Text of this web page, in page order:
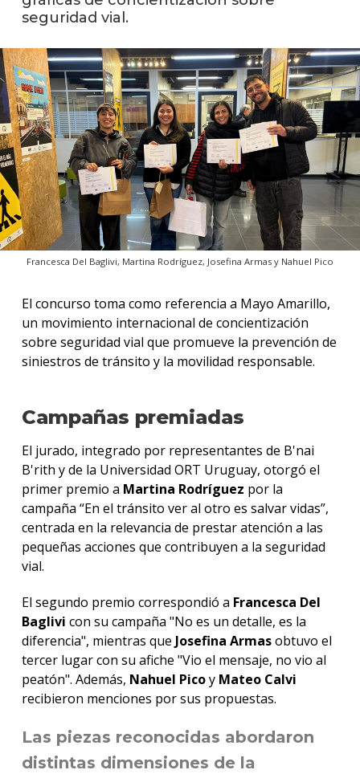
Blog
de
y
en
seguridad vial.
Francesca Del Baglivi, Martina Rodríguez, Josefina Armas y Nahuel Pico
El concurso toma como referencia a Mayo Amarillo,
un movimiento internacional de concientización
sobre seguridad vial que promueve la prevención de
siniestros de tránsito y la movilidad responsable.
Campañas premiadas
El jurado, integrado por representantes de B'nai
B'rith y de la Universidad ORT Uruguay, otorgó el
primer premio a Martina Rodríguez por la
campaña “En el tránsito ver al otro es salvar vidas”,
centrada en la relevancia de prestar atención a las
pequeñas acciones que contribuyen a la seguridad
vial.
El segundo premio correspondió a Francesca Del
Baglivi con su campaña "No es un detalle, es la
diferencia", mientras que Josefina Armasobtuvo el
tercer lugar con su afiche "Vio el mensaje, no vio al
peatón". Además, Nahuel Picoy Mateo Calvi
recibieron menciones por sus propuestas.
Las piezas reconocidas abordaron
distintas dimensiones de la